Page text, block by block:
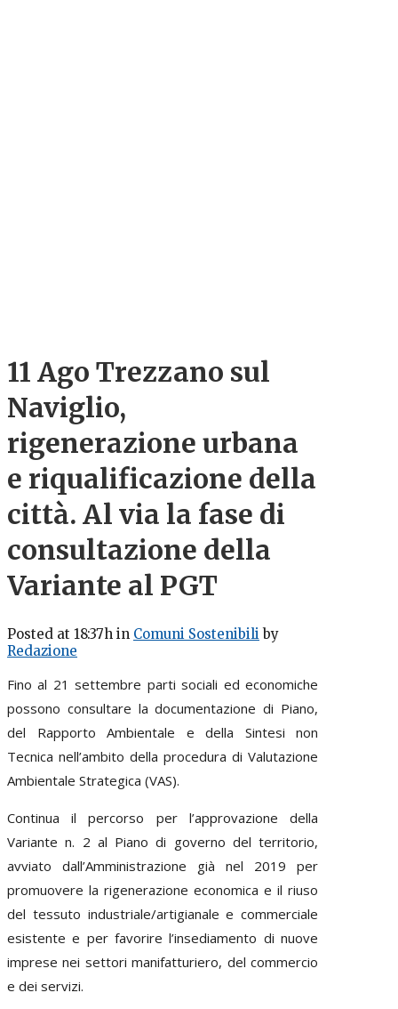
11 Ago Trezzano sul
Naviglio,
rigenerazione urbana
e riqualificazione della
città. Al via la fase di
consultazione della
Variante al PGT
Posted at 18:37h in Comuni Sostenibili by
Redazione
Fino al 21 settembre parti sociali ed economiche
possono consultare la documentazione di Piano,
del Rapporto Ambientale e della Sintesi non
Tecnica nell’ambito della procedura di Valutazione
Ambientale Strategica (VAS).
Continua il percorso per l’approvazione della
Variante n. 2 al Piano di governo del territorio,
avviato dall’Amministrazione già nel 2019 per
promuovere la rigenerazione economica e il riuso
del tessuto industriale/artigianale e commerciale
esistente e per favorire l’insediamento di nuove
imprese nei settori manifatturiero, del commercio
e dei servizi.